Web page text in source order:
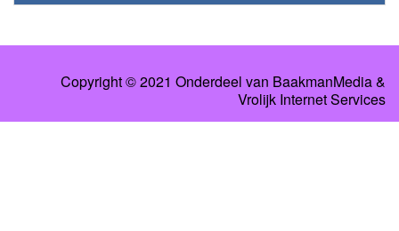
Copyright © 2021 Onderdeel van BaakmanMedia&
Vrolijk Internet Services